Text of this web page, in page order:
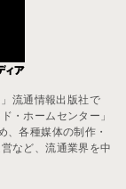
流通情報出版社で
・ホームセンター」
、各種媒体の制作・
など、流通業界を中